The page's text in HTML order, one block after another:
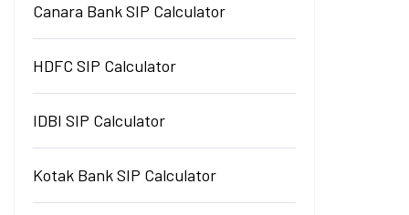
Canara Bank SIP Calculator
HDFC SIP Calculator
IDBI SIP Calculator
Kotak Bank SIP Calculator